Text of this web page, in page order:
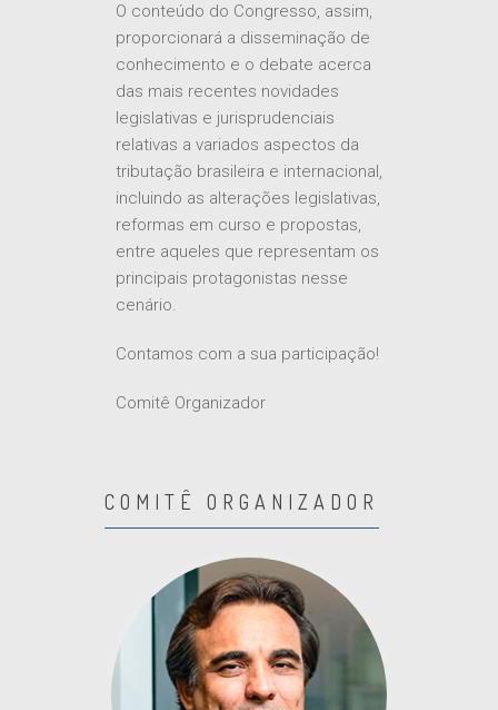
O conteúdo do Congresso, assim,
proporcionará a disseminação de
conhecimento e o debate acerca
das mais recentes novidades
legislativas e jurisprudenciais
relativas a variados aspectos da
tributação brasileira e internacional,
incluindo as alterações legislativas,
reformas em curso e propostas,
entre aqueles que representam os
principais protagonistas nesse
cenário.
Contamos com a sua participação!
Comitê Organizador
COMITÊ ORGANIZADOR